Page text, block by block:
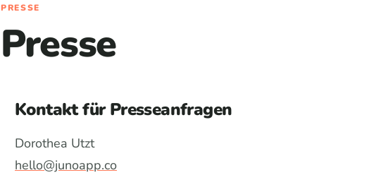
PRESSE
Presse
Kontakt für Presseanfragen
Dorothea Utzt
hello@junoapp.co